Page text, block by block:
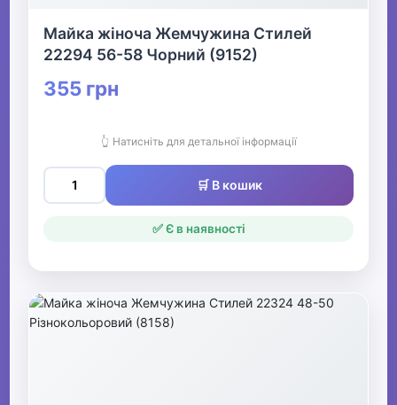
Майка жіноча Жемчужина Стилей
22294 56-58 Чорний (9152)
355 грн
👆 Натисніть для детальної інформації
🛒 В кошик
✅ Є в наявності